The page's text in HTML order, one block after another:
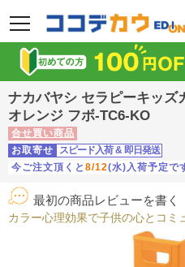
メニュー
ナカバヤシ セラピーキッズ
オレンジ フボ-TC6-KO
合せ買い商品
お取寄せ
スピード入荷 & 即日発送
今ご注文頂くと 8/12(水)入荷予定で
最初の商品レビューを書く
カラー心理効果で子供の心とコミ